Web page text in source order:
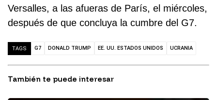
Versalles, a las afueras de París, el miércoles,
después de que concluya la cumbre del G7.
TAGS G7 DONALD TRUMP EE. UU. ESTADOS UNIDOS UCRANIA
También te puede interesar